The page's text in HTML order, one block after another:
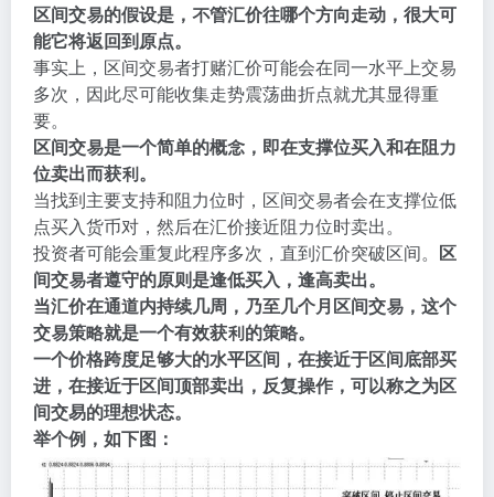
区间交易的假设是，不管汇价往哪个方向走动，很大可
能它将返回到原点。
事实上，区间交易者打赌汇价可能会在同一水平上交易
多次，因此尽可能收集走势震荡曲折点就尤其显得重
要。
区间交易是一个简单的概念，即在支撑位买入和在阻力
位卖出而获利。
当找到主要支持和阻力位时，区间交易者会在支撑位低
点买入货币对，然后在汇价接近阻力位时卖出。
投资者可能会重复此程序多次，直到汇价突破区间。 区
间交易者遵守的原则是逢低买入，逢高卖出。
当汇价在通道内持续几周，乃至几个月区间交易，这个
交易策略就是一个有效获利的策略。
一个价格跨度足够大的水平区间，在接近于区间底部买
进，在接近于区间顶部卖出，反复操作，可以称之为区
间交易的理想状态。
举个例，如下图：